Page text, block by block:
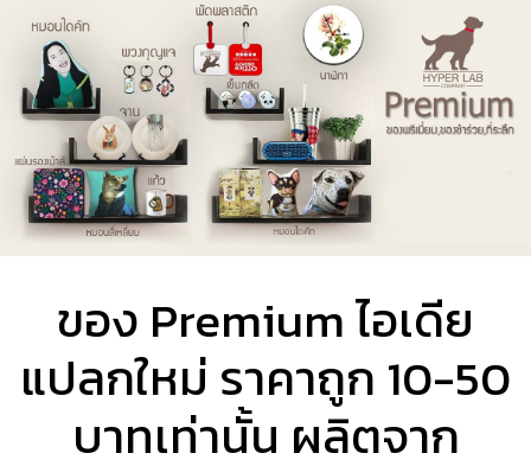
ของ Premium ไอเดีย
แปลกใหม่ ราคาถูก 10-50
บาทเท่านั้น ผลิตจาก